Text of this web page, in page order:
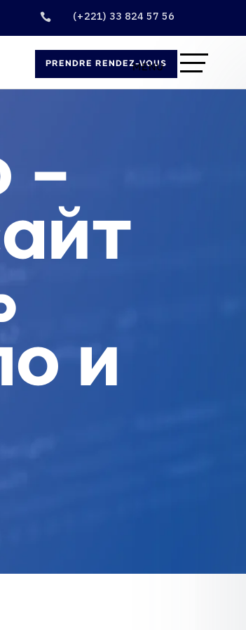
 (+221) 33 824 57 56
PRENDRE RENDEZ-VOUS
–
и